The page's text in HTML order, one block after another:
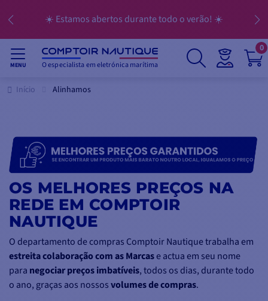
☀️ Estamos abertos durante todo o verão! ☀️
MENU O especialista em eletrónica marítima
0
Início Alinhamos
OS MELHORES PREÇOS NA
REDE EM COMPTOIR
NAUTIQUE
O departamento de compras Comptoir Nautique trabalha em
estreita colaboração com as Marcase actua em seu nome
para negociar preços imbatíveis, todos os dias, durante todo
o ano, graças aos nossosvolumes de compras.